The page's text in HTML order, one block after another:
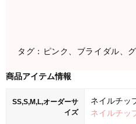
タグ：ピンク、ブライダル、
商品アイテム情報
SS,S,M,L,オーダーサ
イズ
ネイルチッ
ネイルチッ